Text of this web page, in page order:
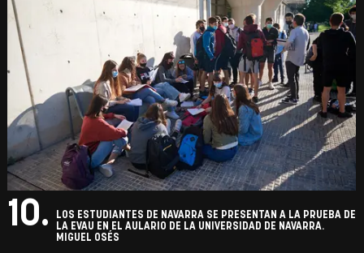
10.
LOS ESTUDIANTES DE NAVARRA SE PRESENTAN A LA PRUEBA DE
LA EVAU EN EL AULARIO DE LA UNIVERSIDAD DE NAVARRA.
MIGUEL OSÉS